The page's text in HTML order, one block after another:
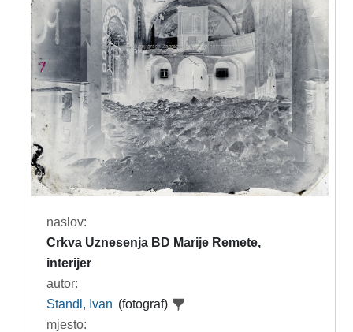
naslov:
Crkva Uznesenja BD Marije Remete,
interijer
autor:
Standl, Ivan (fotograf)
mjesto: